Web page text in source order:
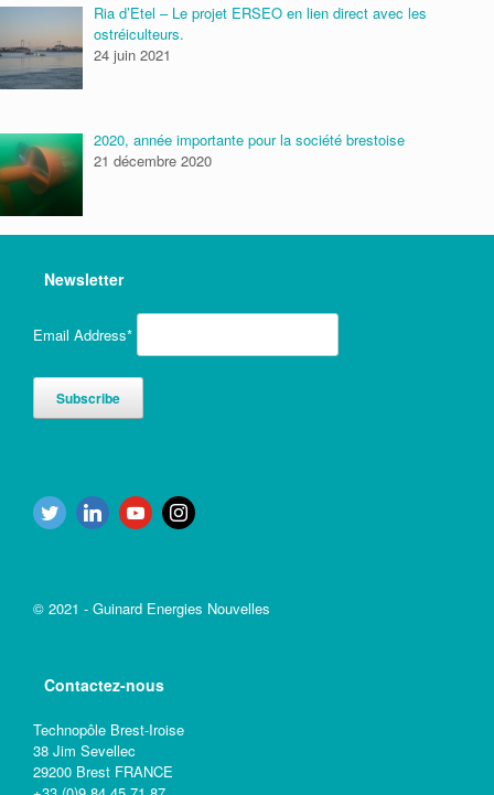
Ria d’Etel – Le projet ERSEO en lien direct avec les
ostréiculteurs.
24 juin 2021
2020, année importante pour la société brestoise
21 décembre 2020
Newsletter
Email Address*
© 2021 - Guinard Energies Nouvelles
Contactez-nous
Technopôle Brest-Iroise
38 Jim Sevellec
29200 Brest FRANCE